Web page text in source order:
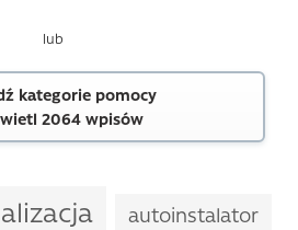
lub
kategorie pomocy
2064 wpisów
autoinstalator